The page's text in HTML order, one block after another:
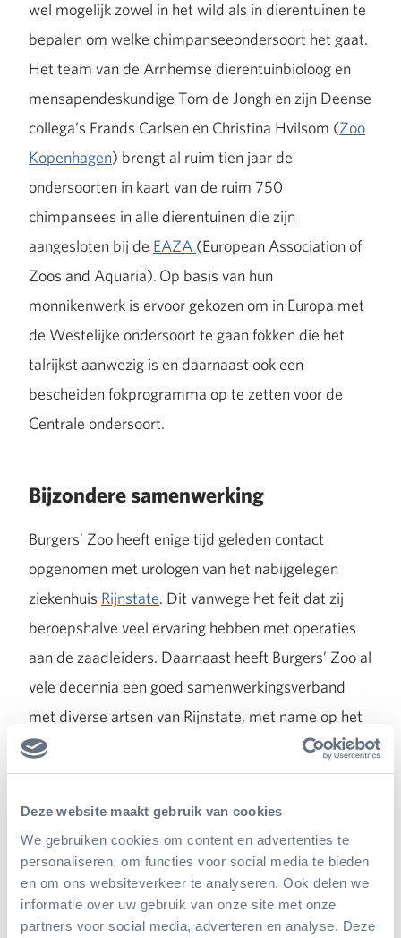
Deze website maakt gebruik van cookies
We gebruiken cookies om content en advertenties te
personaliseren, om functies voor social media te bieden
en om ons websiteverkeer te analyseren. Ook delen we
informatie over uw gebruik van onze site met onze
partners voor social media, adverteren en analyse. Deze
wel mogelijk zowel in het wild als in dierentuinen te
bepalen om welke chimpanseeondersoort het gaat.
Het team van de Arnhemse dierentuinbioloog en
mensapendeskundige Tom de Jongh en zijn Deense
collega’s Frands Carlsen en Christina Hvilsom (Zoo
Kopenhagen) brengt al ruim tien jaar de
ondersoorten in kaart van de ruim 750
chimpansees in alle dierentuinen die zijn
aangesloten bij de EAZA (European Association of
Zoos and Aquaria). Op basis van hun
monnikenwerk is ervoor gekozen om in Europa met
de Westelijke ondersoort te gaan fokken die het
talrijkst aanwezig is en daarnaast ook een
bescheiden fokprogramma op te zetten voor de
Centrale ondersoort.
Bijzondere samenwerking
Burgers’ Zoo heeft enige tijd geleden contact
opgenomen met urologen van het nabijgelegen
ziekenhuis Rijnstate. Dit vanwege het feit dat zij
beroepshalve veel ervaring hebben met operaties
aan de zaadleiders. Daarnaast heeft Burgers’ Zoo al
vele decennia een goed samenwerkingsverband
met diverse artsen van Rijnstate, met name op het
gebied van mensapen. De dierenarts en de
parkmanager van Burgers’ Zoo hebben regelmatig
contact met specialisten van ziekenhuis Rijnstate
om gebruik te maken van hun kennis en expertise.
Chimpansees zijn nauw verwant aan mensen. Ook
anatomisch lijken de twee soorten sterk op elkaar.
De urologen Olaf Vrooman en Michael van Balken